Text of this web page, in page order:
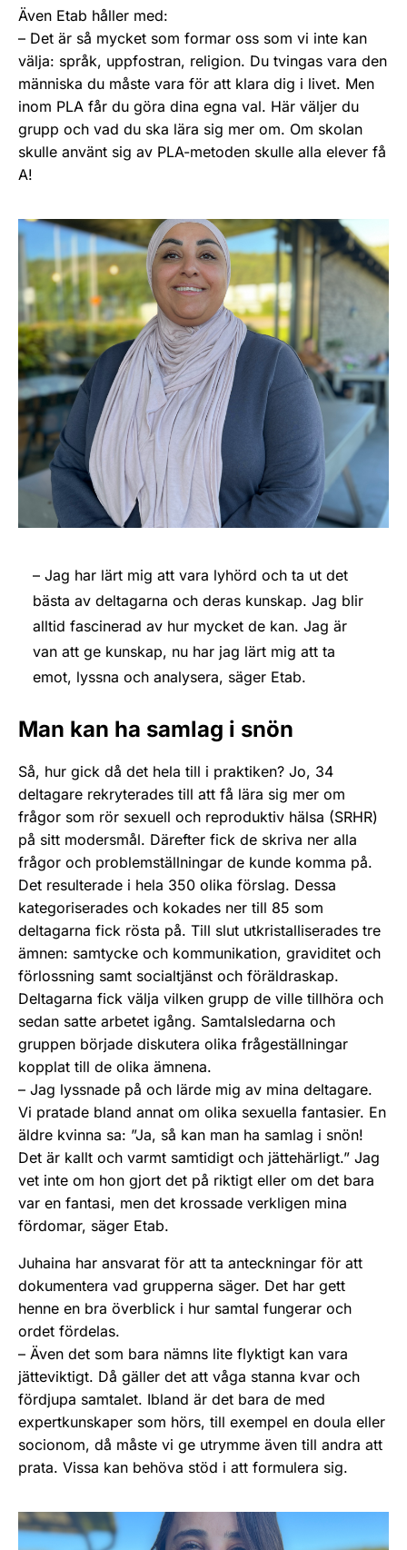
Även Etab håller med:
– Det är så mycket som formar oss som vi inte kan
välja: språk, uppfostran, religion. Du tvingas vara den
människa du måste vara för att klara dig i livet. Men
inom PLA får du göra dina egna val. Här väljer du
grupp och vad du ska lära sig mer om. Om skolan
skulle använt sig av PLA-metoden skulle alla elever få
A!
– Jag har lärt mig att vara lyhörd och ta ut det
bästa av deltagarna och deras kunskap. Jag blir
alltid fascinerad av hur mycket de kan. Jag är
van att ge kunskap, nu har jag lärt mig att ta
emot, lyssna och analysera, säger Etab.
Man kan ha samlag i snön
Så, hur gick då det hela till i praktiken? Jo, 34
deltagare rekryterades till att få lära sig mer om
frågor som rör sexuell och reproduktiv hälsa (SRHR)
på sitt modersmål. Därefter fick de skriva ner alla
frågor och problemställningar de kunde komma på.
Det resulterade i hela 350 olika förslag. Dessa
kategoriserades och kokades ner till 85 som
deltagarna fick rösta på. Till slut utkristalliserades tre
ämnen: samtycke och kommunikation, graviditet och
förlossning samt socialtjänst och föräldraskap.
Deltagarna fick välja vilken grupp de ville tillhöra och
sedan satte arbetet igång. Samtalsledarna och
gruppen började diskutera olika frågeställningar
kopplat till de olika ämnena.
– Jag lyssnade på och lärde mig av mina deltagare.
Vi pratade bland annat om olika sexuella fantasier. En
äldre kvinna sa: ”Ja, så kan man ha samlag i snön!
Det är kallt och varmt samtidigt och jättehärligt.” Jag
vet inte om hon gjort det på riktigt eller om det bara
var en fantasi, men det krossade verkligen mina
fördomar, säger Etab.
Juhaina har ansvarat för att ta anteckningar för att
dokumentera vad grupperna säger. Det har gett
henne en bra överblick i hur samtal fungerar och
ordet fördelas.
– Även det som bara nämns lite flyktigt kan vara
jätteviktigt. Då gäller det att våga stanna kvar och
fördjupa samtalet. Ibland är det bara de med
expertkunskaper som hörs, till exempel en doula eller
socionom, då måste vi ge utrymme även till andra att
prata. Vissa kan behöva stöd i att formulera sig.